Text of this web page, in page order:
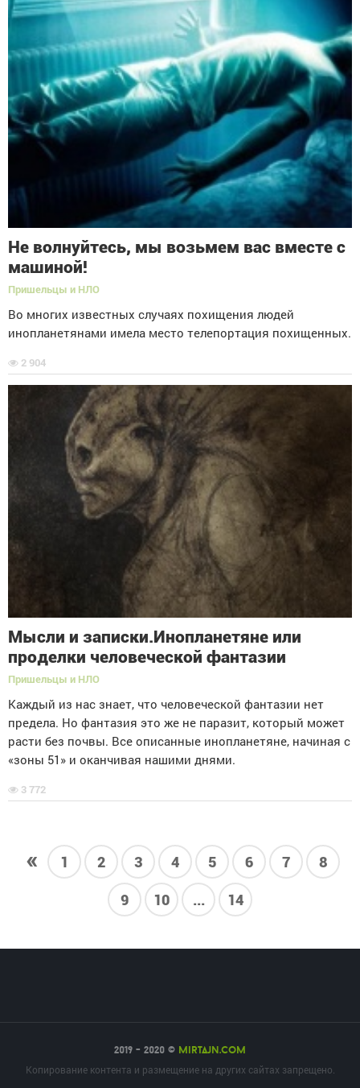
Не волнуйтесь, мы возьмем вас вместе с
машиной!
Пришельцы и НЛО
Во многих известных случаях похищения людей
инопланетянами имела место телепортация похищенных.
2 904
Мысли и записки.Инопланетяне или
проделки человеческой фантазии
Пришельцы и НЛО
Каждый из нас знает, что человеческой фантазии нет
предела. Но фантазия это же не паразит, который может
расти без почвы. Все описанные инопланетяне, начиная с
«зоны 51» и оканчивая нашими днями.
3 772
« 1 2 3 4 5 6 7 8
9 10 ... 14
2019 - 2020 © mirtajn.com
Копирование контента и размещение на других сайтах запрещено.